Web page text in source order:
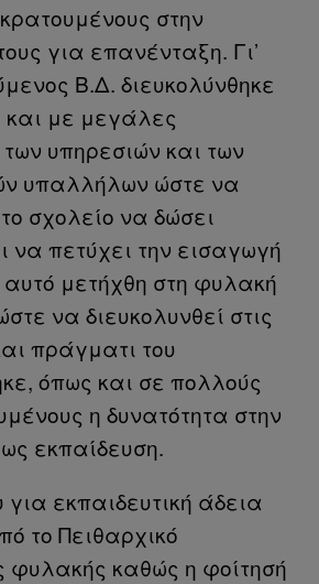
στην
για επανένταξη. Γι’
Β.Δ. διευκολύνθηκε
με μεγάλες
υπηρεσιών και των
υπαλλήλων ώστε να
σχολείο να δώσει
να πετύχει την εισαγωγή
αυτό μετήχθη στη φυλακή
να διευκολυνθεί στις
πράγματι του
όπως και σε πολλούς
η δυνατότητα στην
εκπαίδευση.
εκπαιδευτική άδεια
το Πειθαρχικό
φυλακής καθώς η φοίτησή